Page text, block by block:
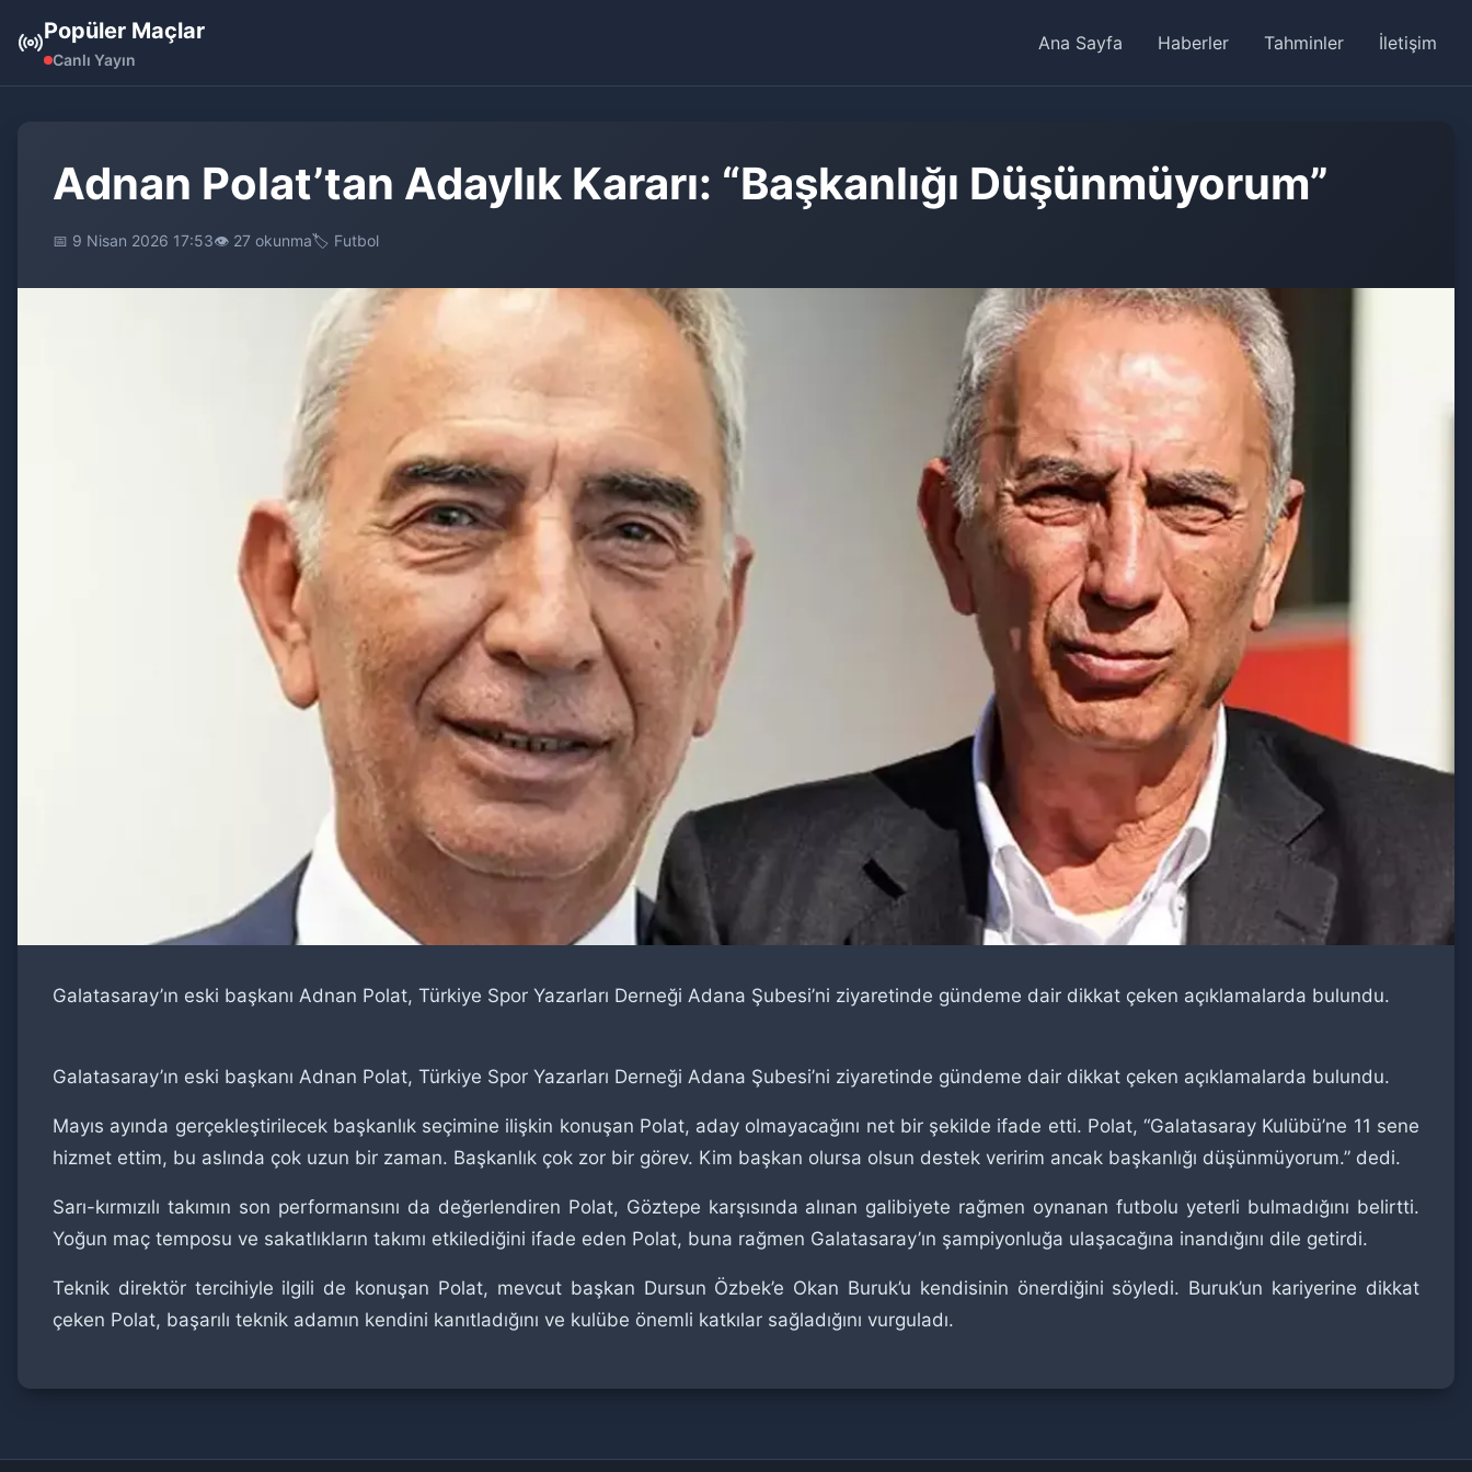
Popüler Maçlar
Canlı Yayın
Ana Sayfa Haberler Tahminler İletişim
Adnan Polat’tan Adaylık Kararı: “Başkanlığı Düşünmüyorum”
📅 9 Nisan 2026 17:53👁️ 27 okunma🏷️ Futbol
Galatasaray’ın eski başkanı Adnan Polat, Türkiye Spor Yazarları Derneği Adana Şubesi’ni ziyaretinde gündeme dair dikkat çeken açıklamalarda bulundu.
Galatasaray’ın eski başkanı Adnan Polat, Türkiye Spor Yazarları Derneği Adana Şubesi’ni ziyaretinde gündeme dair dikkat çeken açıklamalarda bulundu.
Mayıs ayında gerçekleştirilecek başkanlık seçimine ilişkin konuşan Polat, aday olmayacağını net bir şekilde ifade etti. Polat, “Galatasaray Kulübü’ne 11 sene
hizmet ettim, bu aslında çok uzun bir zaman. Başkanlık çok zor bir görev. Kim başkan olursa olsun destek veririm ancak başkanlığı düşünmüyorum.” dedi.
Sarı-kırmızılı takımın son performansını da değerlendiren Polat, Göztepe karşısında alınan galibiyete rağmen oynanan futbolu yeterli bulmadığını belirtti.
Yoğun maç temposu ve sakatlıkların takımı etkilediğini ifade eden Polat, buna rağmen Galatasaray’ın şampiyonluğa ulaşacağına inandığını dile getirdi.
Teknik direktör tercihiyle ilgili de konuşan Polat, mevcut başkan Dursun Özbek’e Okan Buruk’u kendisinin önerdiğini söyledi. Buruk’un kariyerine dikkat
çeken Polat, başarılı teknik adamın kendini kanıtladığını ve kulübe önemli katkılar sağladığını vurguladı.